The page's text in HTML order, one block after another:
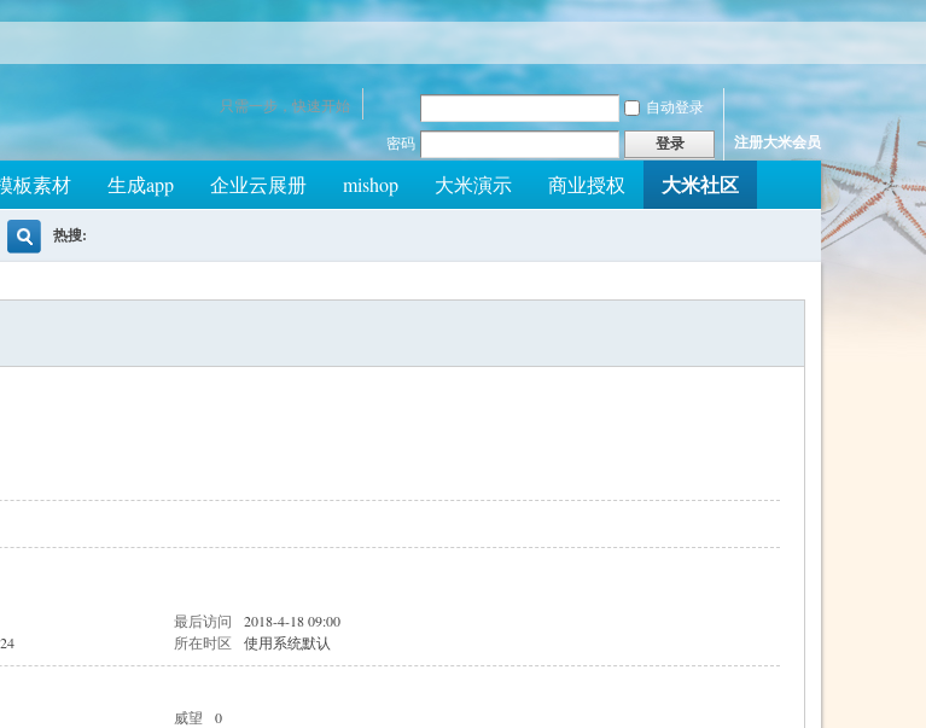
自动登录
密码
登录 注册大米会员
只需一步，快速开始
板素材 生成app 企业云展册 mishop 大米演示 商业授权 大米社区
热搜:
最后访问
2018-4-18 09:00
所在时区 使用系统默认
威望
0